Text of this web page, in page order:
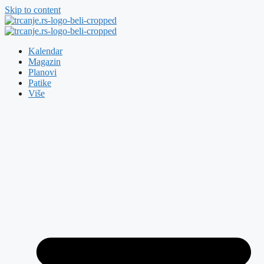
Skip to content
Kalendar
Magazin
Planovi
Patike
Više